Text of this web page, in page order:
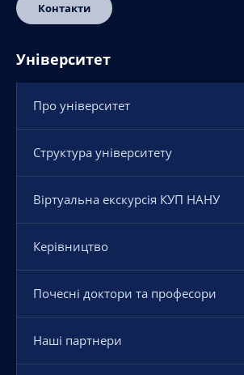
Контакти
Університет
Про університет
Структура університету
Віртуальна екскурсія КУП НАНУ
Керівництво
Почесні доктори та професори
Наші партнери